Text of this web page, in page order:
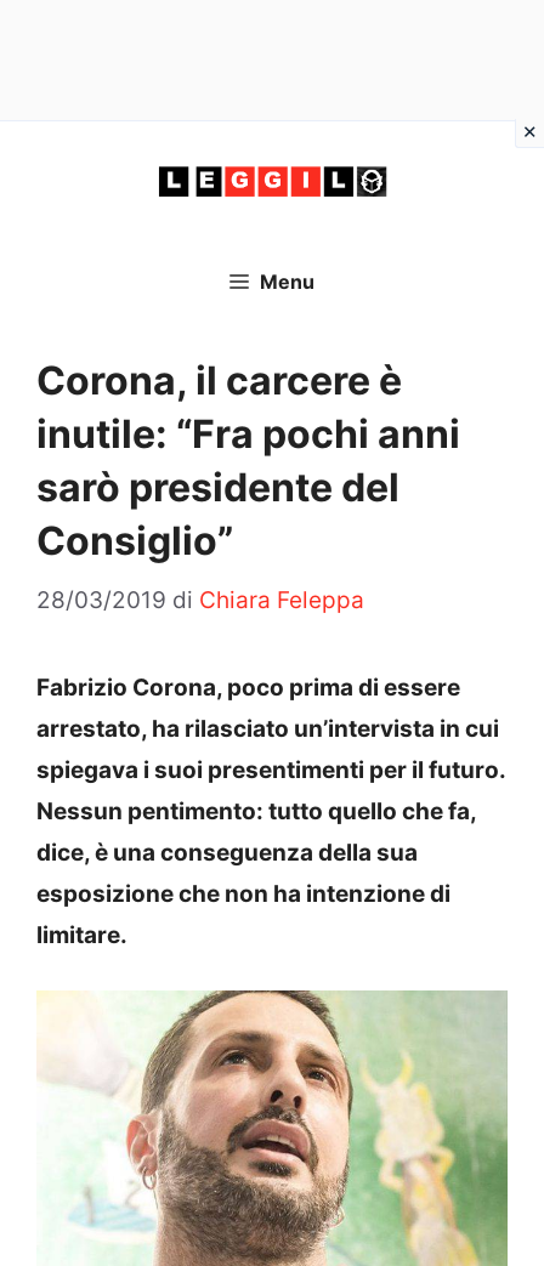
Menu
Corona, il carcere è
inutile: “Fra pochi anni
sarò presidente del
Consiglio”
28/03/2019 di Chiara Feleppa
Fabrizio Corona, poco prima di essere
arrestato, ha rilasciato un’intervista in cui
spiegava i suoi presentimenti per il futuro.
Nessun pentimento: tutto quello che fa,
dice, è una conseguenza della sua
esposizione che non ha intenzione di
limitare.